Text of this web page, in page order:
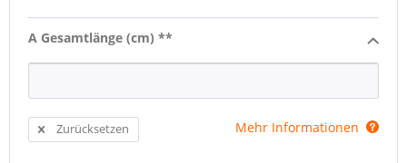
A Gesamtlänge (cm) **
Zurücksetzen Mehr Informationen